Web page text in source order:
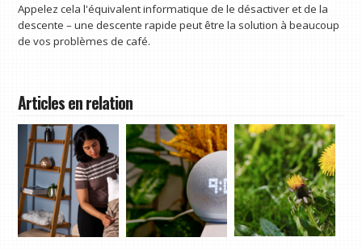
Appelez cela l'équivalent informatique de le désactiver et de la
descente – une descente rapide peut être la solution à beaucoup
de vos problèmes de café.
Articles en relation